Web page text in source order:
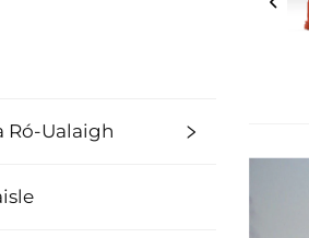
Ró-Ualaigh